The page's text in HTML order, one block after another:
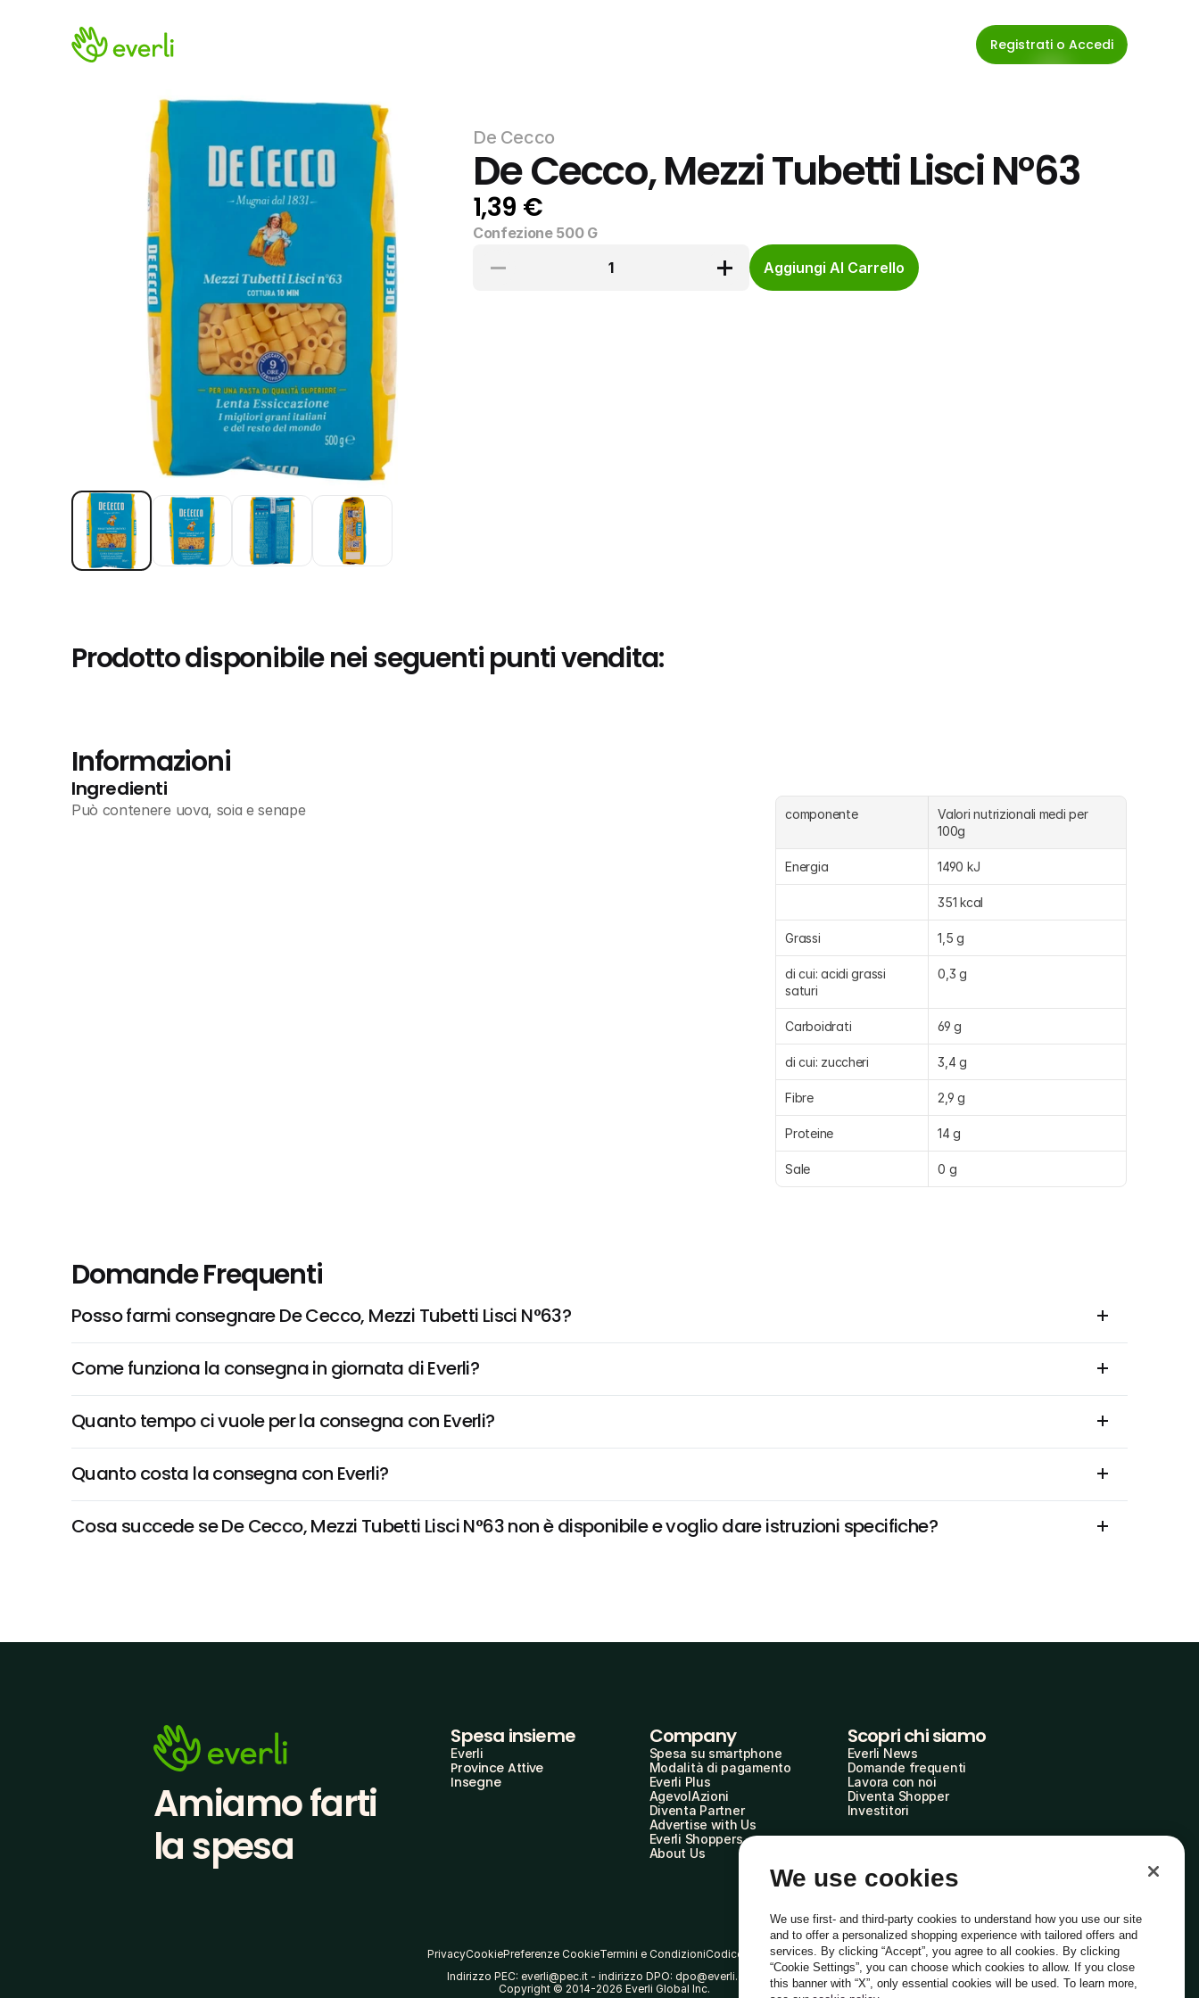
Registrati o Accedi
De Cecco
De Cecco, Mezzi Tubetti Lisci N°63
1,39 €
Confezione 500 G
1
Aggiungi Al Carrello
Prodotto disponibile nei seguenti punti vendita:
Informazioni
Ingredienti
Può contenere uova, soia e senape componente
Valori nutrizionali medi per
100g
Energia 1490 kJ
351 kcal
Grassi 1,5 g
di cui: acidi grassi
saturi
0,3 g
Carboidrati 69 g
di cui: zuccheri 3,4 g
Fibre 2,9 g
Proteine 14 g
Sale 0 g
Domande Frequenti
Posso farmi consegnare De Cecco, Mezzi Tubetti Lisci N°63?
Come funziona la consegna in giornata di Everli?
Quanto tempo ci vuole per la consegna con Everli?
Quanto costa la consegna con Everli?
Cosa succede se De Cecco, Mezzi Tubetti Lisci N°63 non è disponibile e voglio dare istruzioni specifiche?
Amiamo farti
la spesa
Spesa insieme
Everli
Province Attive
Insegne
Company
Spesa su smartphone
Modalità di pagamento
Everli Plus
AgevolAzioni
Diventa Partner
Advertise with Us
Everli Shoppers
About Us
Scopri chi siamo
Everli News
Domande frequenti
Lavora con noi
Diventa Shopper
Investitori
PrivacyCookiePreferenze CookieTermini e CondizioniCodice Etico
Indirizzo PEC: everli@pec.it - indirizzo DPO: dpo@everli.com
Copyright © 2014-2026 Everli Global Inc.
Italiano
We use cookies
We use first- and third-party cookies to understand how you use our site
and to offer a personalized shopping experience with tailored offers and
services. By clicking “Accept”, you agree to all cookies. By clicking
“Cookie Settings”, you can choose which cookies to allow. If you close
this banner with “X”, only essential cookies will be used. To learn more,